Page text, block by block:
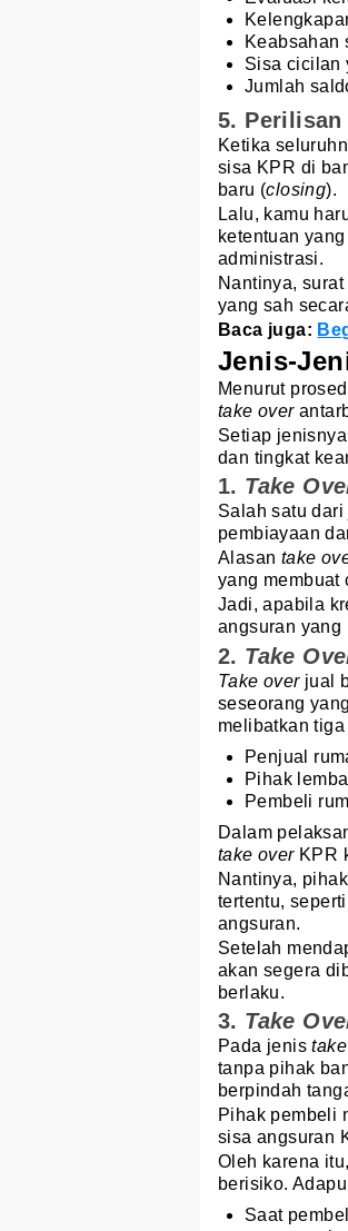
Keabsahan
Sisa cicilan
Jumlah
5.
Ketika
sisa KPR di
baru (closing).
Lalu, kamu
ketentuan
administrasi.
Nantinya,
yang sah
Baca juga:
Jenis-
Menurut
take over
Setiap
dan tingkat
1. Take
Salah satu
pembiayaan
Alasan take
yang membuat
Jadi, apabila
angsuran yang
2. Take
Take overjual
seseorang
melibatkan
Penjual
Pihak
Pembeli
Dalam
take overKPR
Nantinya,
tertentu,
angsuran.
Setelah
akan segera
berlaku.
3. Take
Pada jenis
tanpa pihak
berpindah
Pihak pembeli
sisa angsuran
Oleh karena
berisiko.
Saat